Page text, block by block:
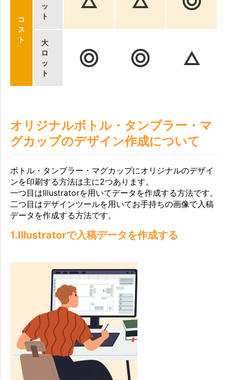
コ
ス
ト
ッ
ト
大
ロ
ッ
ト
オリジナルボトル・タンブラー・マ
グカップのデザイン作成について
ボトル・タンブラー・マグカップにオリジナルのデザイ
ンを印刷する方法は主に2つあります。
一つ目はIllustratorを用いてデータを作成する方法です。
二つ目はデザインツールを用いてお手持ちの画像で入稿
データを作成する方法です。
1.Illustratorで入稿データを作成する